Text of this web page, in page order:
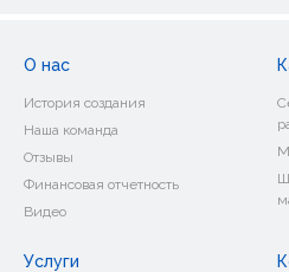
О нас
История создания
Наша команда
Отзывы
Финансовая отчетность
Видео
Услуги